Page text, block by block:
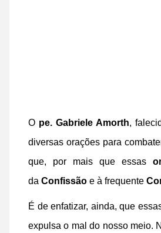
O pe. Gabriele Amorth,
diversas orações para
que, por mais que essas
da Confissão e à frequente
É de enfatizar, ainda, que
expulsa o mal do nosso meio.